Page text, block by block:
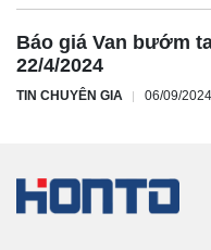
Báo giá Van bướm
22/4/2024
TIN CHUYÊN GIA 06/09/2024